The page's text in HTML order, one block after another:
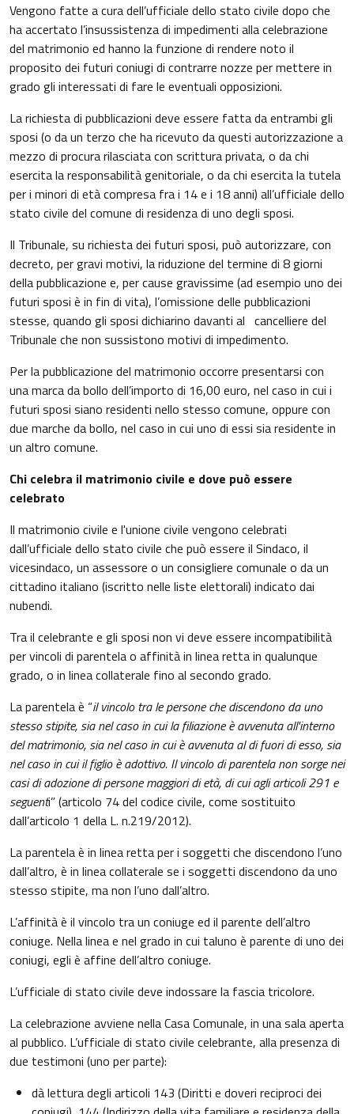
Vengono fatte a cura dell’ufficiale dello stato civile dopo che
ha accertato l’insussistenza di impedimenti alla celebrazione
del matrimonio ed hanno la funzione di rendere noto il
proposito dei futuri coniugi di contrarre nozze per mettere in
grado gli interessati di fare le eventuali opposizioni.
La richiesta di pubblicazioni deve essere fatta da entrambi gli
sposi (o da un terzo che ha ricevuto da questi autorizzazione a
mezzo di procura rilasciata con scrittura privata, o da chi
esercita la responsabilità genitoriale, o da chi esercita la tutela
per i minori di età compresa fra i 14 e i 18 anni) all’ufficiale dello
stato civile del comune di residenza di uno degli sposi.
Il Tribunale, su richiesta dei futuri sposi, può autorizzare, con
decreto, per gravi motivi, la riduzione del termine di 8 giorni
della pubblicazione e, per cause gravissime (ad esempio uno dei
futuri sposi è in fin di vita), l’omissione delle pubblicazioni
stesse, quando gli sposi dichiarino davanti al cancelliere del
Tribunale che non sussistono motivi di impedimento.
Per la pubblicazione del matrimonio occorre presentarsi con
una marca da bollo dell’importo di 16,00 euro, nel caso in cui i
futuri sposi siano residenti nello stesso comune, oppure con
due marche da bollo, nel caso in cui uno di essi sia residente in
un altro comune.
Chi celebra il matrimonio civile e dove può essere
celebrato
Il matrimonio civile e l'unione civile vengono celebrati
dall’ufficiale dello stato civile che può essere il Sindaco, il
vicesindaco, un assessore o un consigliere comunale o da un
cittadino italiano (iscritto nelle liste elettorali) indicato dai
nubendi.
Tra il celebrante e gli sposi non vi deve essere incompatibilità
per vincoli di parentela o affinità in linea retta in qualunque
grado, o in linea collaterale fino al secondo grado.
La parentela è “il vincolo tra le persone che discendono da uno
stesso stipite, sia nel caso in cui la filiazione è avvenuta all'interno
del matrimonio, sia nel caso in cui è avvenuta al di fuori di esso, sia
nel caso in cui il figlio è adottivo. Il vincolo di parentela non sorge nei
casi di adozione di persone maggiori di età, di cui agli articoli 291 e
seguenti” (articolo 74 del codice civile, come sostituito
dall’articolo 1 della L. n.219/2012).
La parentela è in linea retta per i soggetti che discendono l’uno
dall’altro, è in linea collaterale se i soggetti discendono da uno
stesso stipite, ma non l’uno dall’altro.
L’affinità è il vincolo tra un coniuge ed il parente dell’altro
coniuge. Nella linea e nel grado in cui taluno è parente di uno dei
coniugi, egli è affine dell’altro coniuge.
L’ufficiale di stato civile deve indossare la fascia tricolore.
La celebrazione avviene nella Casa Comunale, in una sala aperta
al pubblico. L’ufficiale di stato civile celebrante, alla presenza di
due testimoni (uno per parte):
dà lettura degli articoli 143 (Diritti e doveri reciproci dei